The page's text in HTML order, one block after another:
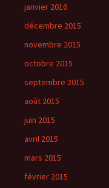
janvier 2016
décembre 2015
novembre 2015
octobre 2015
septembre 2015
août 2015
juin 2015
avril 2015
mars 2015
février 2015